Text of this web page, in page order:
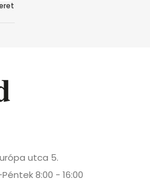
utca 5.
8:00 - 16:00